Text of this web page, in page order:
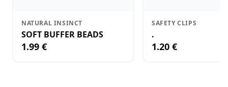
NATURAL INSINCT
SOFT BUFFER BEADS
1.99 €
SAFETY CLIPS
.
1.20 €